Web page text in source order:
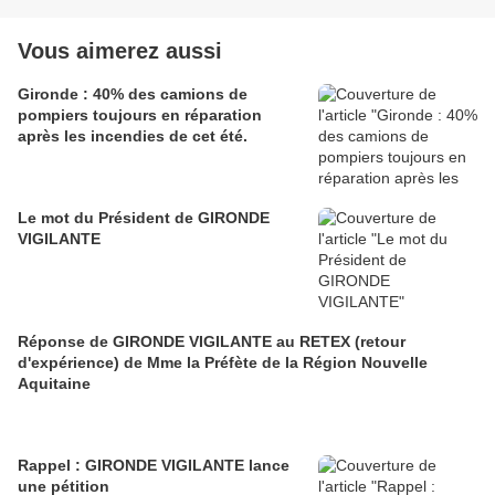
Vous aimerez aussi
Gironde : 40% des camions de
pompiers toujours en réparation
après les incendies de cet été.
Le mot du Président de GIRONDE
VIGILANTE
Réponse de GIRONDE VIGILANTE au RETEX (retour
d'expérience) de Mme la Préfète de la Région Nouvelle
Aquitaine
Rappel : GIRONDE VIGILANTE lance
une pétition